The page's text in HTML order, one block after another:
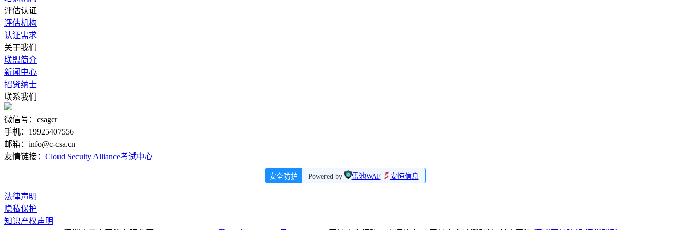
评估认证
评估机构
认证需求
关于我们
联盟简介
新闻中心
招贤纳士
联系我们
微信号：csagcr
手机：19925407556
邮箱：info@c-csa.cn
友情链接： Cloud Secuity Alliance考试中心
安全防护 Powered by 雷池WAF 安恒信息
法律声明
隐私保护
知识产权声明